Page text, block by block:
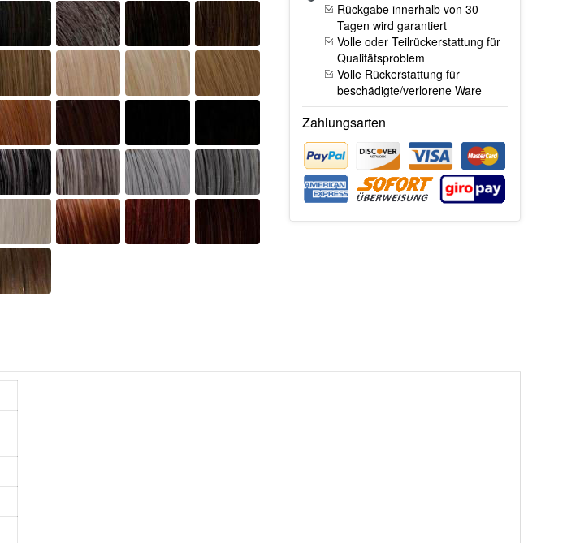
Rückgabe innerhalb von 30
Tagen wird garantiert
Volle oder Teilrückerstattung für
Qualitätsproblem
Volle Rückerstattung für
beschädigte/verlorene Ware
Zahlungsarten